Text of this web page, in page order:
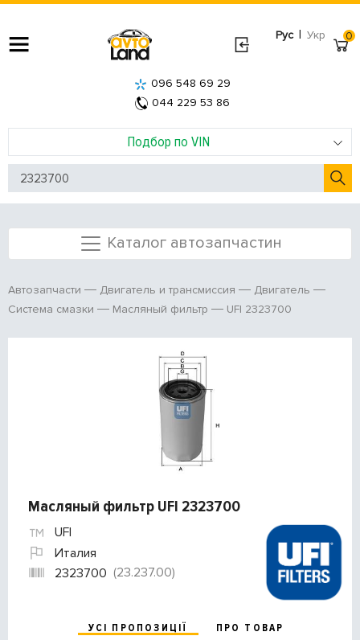
Рус | Укр
Подбор по VIN
096 548 69 29
044 229 53 86
0
Каталог автозапчастин
Автозапчасти Двигатель и трансмиссия
Двигатель
Система смазки
Масляный фильтр UFI 2323700
Масляный фильтр UFI 2323700
UFI
Италия
2323700 (23.237.00)
УСІ ПРОПОЗИЦІЇ
ПРО ТОВАР